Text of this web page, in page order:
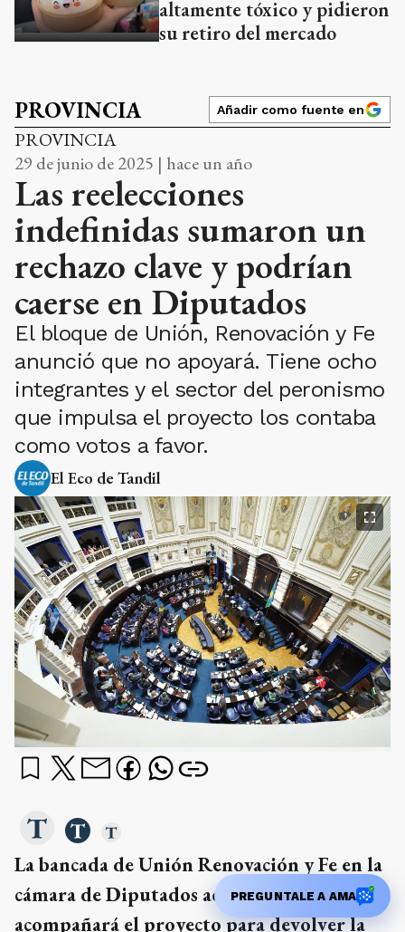
PROVINCIA
29 de junio de 2025 | hace un año
indefinidas sumaron un
rechazo clave y podrían
caerse en Diputados
El bloque de Unión, Renovación y Fe
anunció que no apoyará. Tiene ocho
integrantes y el sector del peronismo
que impulsa el proyecto los contaba
como votos a favor.
El Eco de Tandil
La bancada de Unión Renovación y Fe en la
cámara de Diputados adelantó que no
posibilidad de ser reelectos de forma
indefinida a legisladores, concejales y
consejeros escolares bonaerenses que fue
aprobado días atrás en el Senado,por lo que
PREGUNTALE A AMA